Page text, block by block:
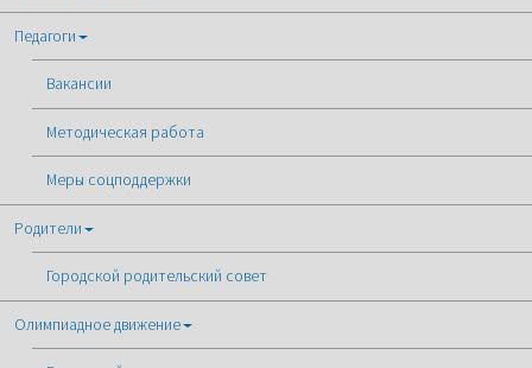
Педагоги
Вакансии
Методическая работа
Меры соцподдержки
Родители
Городской родительский совет
Олимпиадное движение